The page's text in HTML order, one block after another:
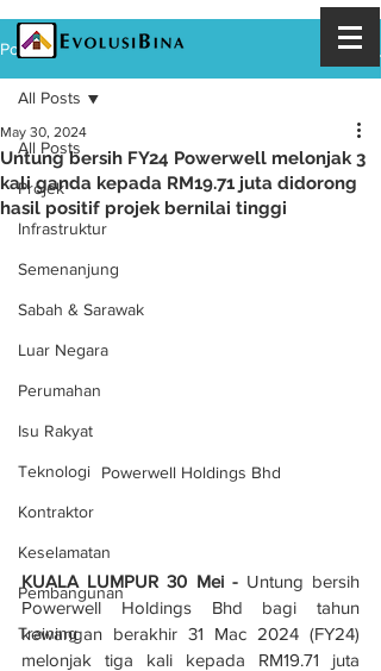
Post
All Posts
Projek
Infrastruktur
Semenanjung
Sabah & Sarawak
Luar Negara
Perumahan
Isu Rakyat
Teknologi
Kontraktor
Keselamatan
Pembangunan
Training
All Posts
Untung bersih FY24 Powerwell melonjak 3
kali ganda kepada RM19.71 juta didorong
hasil positif projek bernilai tinggi
May 30, 2024
Powerwell Holdings Bhd
KUALA LUMPUR 30 Mei - Untung bersih
Powerwell Holdings Bhd bagi tahun
kewangan berakhir 31 Mac 2024 (FY24)
melonjak tiga kali kepada RM19.71 juta